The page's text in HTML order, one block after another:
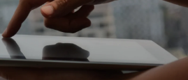
⼟地活⽤
賃貸管理